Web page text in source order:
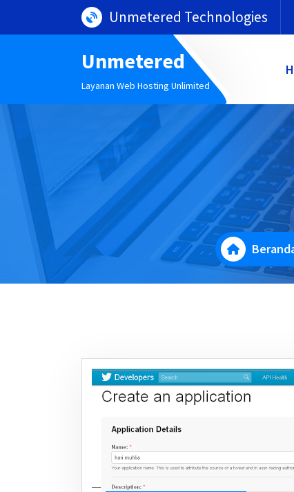
Unmetered Technologies
Unmetered
Layanan Web Hosting Unlimited